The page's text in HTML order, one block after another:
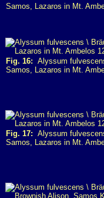
Samos, Lazaros in Mt.
Fig. 16: Alyssum
Samos, Lazaros in Mt.
Fig. 17: Alyssum
Samos, Lazaros in Mt.